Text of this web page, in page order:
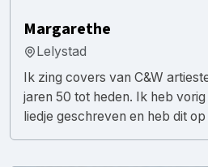
Margarethe
Lelystad
Ik zing covers van C&W
jaren 50 tot heden. Ik heb
liedje geschreven en heb dit